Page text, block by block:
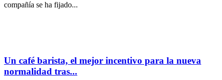
compañía se ha fijado...
Un café barista, el mejor incentivo para la nueva
normalidad tras...